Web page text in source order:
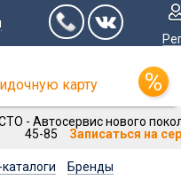
карту
- Автосервис нового
45-85
Записаться на
каталоги
Бренды